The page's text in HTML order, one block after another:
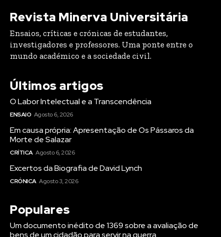
Revista Minerva Universitária
Ensaios, críticas e crónicas de estudantes,
investigadores e professores. Uma ponte entre o
mundo académico e a sociedade civil.
Últimos artigos
O Labor Intelectual e a Transcendência
ENSAIO Agosto 6, 2026
Em causa própria: Apresentação de Os Pássaros da
Morte de Salazar
CRÍTICA Agosto 6, 2026
Excertos da Biografia de David Lynch
CRÓNICA Agosto 3, 2026
Populares
Um documento inédito de 1369 sobre a avaliação de